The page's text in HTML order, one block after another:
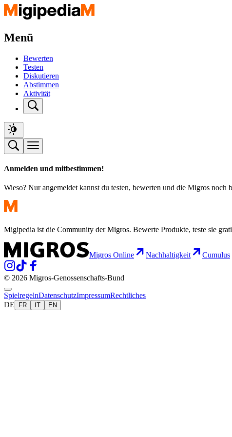
Menü
Bewerten
Testen
Diskutieren
Abstimmen
Aktivität
Anmelden und mitbestimmen!
Wieso? Nur angemeldet kannst du testen, bewerten und die Migros noch
Migipedia ist die Community der Migros. Bewerte Produkte, teste sie
Migros Online Nachhaltigkeit Cumulus
© 2026 Migros-Genossenschafts-Bund
SpielregelnDatenschutzImpressumRechtliches
DE
FR IT EN